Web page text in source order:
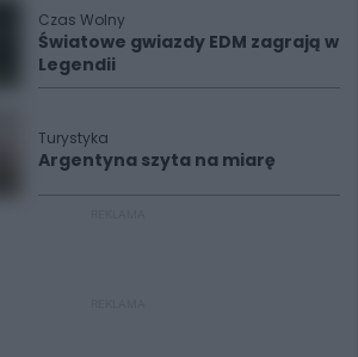
Czas Wolny
Światowe gwiazdy EDM zagrają w
Legendii
Turystyka
Argentyna szyta na miarę